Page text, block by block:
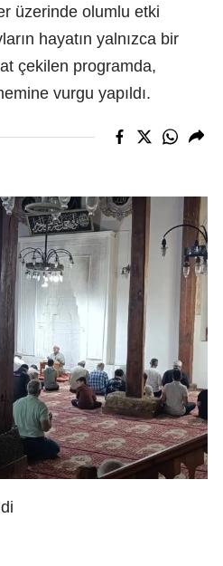
üzerinde olumlu etki
hayatın yalnızca bir
çekilen programda,
vurgu yapıldı.